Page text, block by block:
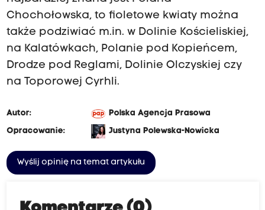
Chochołowska, to fioletowe kwiaty można
także podziwiać m.in. w Dolinie Kościeliskiej,
na Kalatówkach, Polanie pod Kopieńcem,
Drodze pod Reglami, Dolinie Olczyskiej czy
na Toporowej Cyrhli.
Autor:
Polska Agencja Prasowa
Opracowanie:
Justyna Polewska-Nowicka
Wyślij opinię na temat artykułu